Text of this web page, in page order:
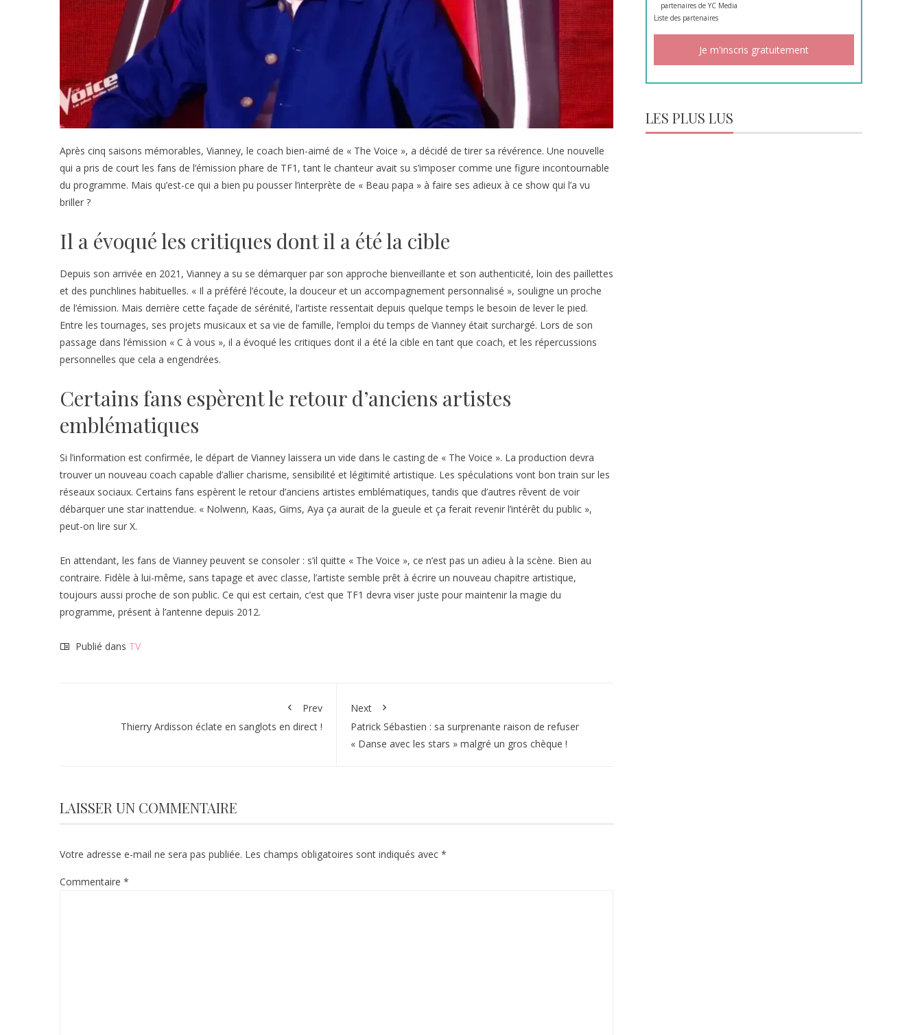
Après cinq saisons mémorables, Vianney, le coach bien-aimé de « The Voice », a décidé de tirer sa révérence. Une nouvelle
qui a pris de court les fans de l’émission phare de TF1, tant le chanteur avait su s’imposer comme une figure incontournable
du programme. Mais qu’est-ce qui a bien pu pousser l’interprète de « Beau papa » à faire ses adieux à ce show qui l’a vu
briller ?
Il a évoqué les critiques dont il a été la cible
Depuis son arrivée en 2021, Vianney a su se démarquer par son approche bienveillante et son authenticité, loin des paillettes
et des punchlines habituelles. « Il a préféré l’écoute, la douceur et un accompagnement personnalisé », souligne un proche
de l’émission. Mais derrière cette façade de sérénité, l’artiste ressentait depuis quelque temps le besoin de lever le pied.
Entre les tournages, ses projets musicaux et sa vie de famille, l’emploi du temps de Vianney était surchargé. Lors de son
passage dans l’émission « C à vous », il a évoqué les critiques dont il a été la cible en tant que coach, et les répercussions
personnelles que cela a engendrées.
Certains fans espèrent le retour d’anciens artistes
emblématiques
Si l’information est confirmée, le départ de Vianney laissera un vide dans le casting de « The Voice ». La production devra
trouver un nouveau coach capable d’allier charisme, sensibilité et légitimité artistique. Les spéculations vont bon train sur les
réseaux sociaux. Certains fans espèrent le retour d’anciens artistes emblématiques, tandis que d’autres rêvent de voir
débarquer une star inattendue. « Nolwenn, Kaas, Gims, Aya ça aurait de la gueule et ça ferait revenir l’intérêt du public »,
peut-on lire sur X.
En attendant, les fans de Vianney peuvent se consoler : s’il quitte « The Voice », ce n’est pas un adieu à la scène. Bien au
contraire. Fidèle à lui-même, sans tapage et avec classe, l’artiste semble prêt à écrire un nouveau chapitre artistique,
toujours aussi proche de son public. Ce qui est certain, c’est que TF1 devra viser juste pour maintenir la magie du
programme, présent à l’antenne depuis 2012.
Publié dans TV
Prev
Thierry Ardisson éclate en sanglots en direct !
Next
Patrick Sébastien : sa surprenante raison de refuser
« Danse avec les stars » malgré un gros chèque !
LAISSER UN COMMENTAIRE
Votre adresse e-mail ne sera pas publiée. Les champs obligatoires sont indiqués avec *
Commentaire *
partenaires de YC Media
Liste des partenaires
LES PLUS LUS